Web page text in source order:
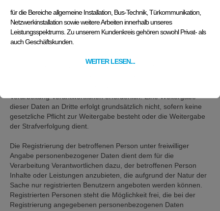
Durch eine Registrierung auf der Internetseite des für die
Verarbeitung Verantwortlichen wird ferner die vom Internet-
Service-Provider (ISP) der betroffenen Person vergebene IP-
Adresse, das Datum sowie die Uhrzeit der Registrierung
Hintergrund, dass nur so der Missbrauch unserer Dienste
Verarbeitung Verantwortlichen erforderlich. Eine Weitergabe
dieser Daten an Dritte erfolgt grundsätzlich nicht, sofern keine
gesetzliche Pflicht zur Weitergabe besteht oder die Weitergabe
der Strafverfolgung dient.
Die Registrierung der betroffenen Person unter freiwilliger
Angabe personenbezogener Daten dient dem für die
Verarbeitung Verantwortlichen dazu, der betroffenen Person
Inhalte oder Leistungen anzubieten, die aufgrund der Natur der
Sache nur registrierten Benutzern angeboten werden können.
Registrierten Personen steht die Möglichkeit frei, die bei der
Registrierung angegebenen personenbezogenen Daten
für die Bereiche allgemeine Installation, Bus-Technik, Türkommunikation,
Netzwerkinstallation sowie weitere Arbeiten innerhalb unseres
Leistungsspektrums. Zu unserem Kundenkreis gehören sowohl Privat- als
auch Geschäftskunden.
WEITER LESEN...